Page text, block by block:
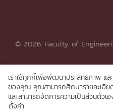
© 2026 Faculty of
เราใช้คุกกี้เพื่อพัฒนาประสิทธิภาพ แล
ของคุณ คุณสามารถศึกษารายละเอีย
และสามารถจัดการความเป็นส่วนตัว
ตั้งค่า